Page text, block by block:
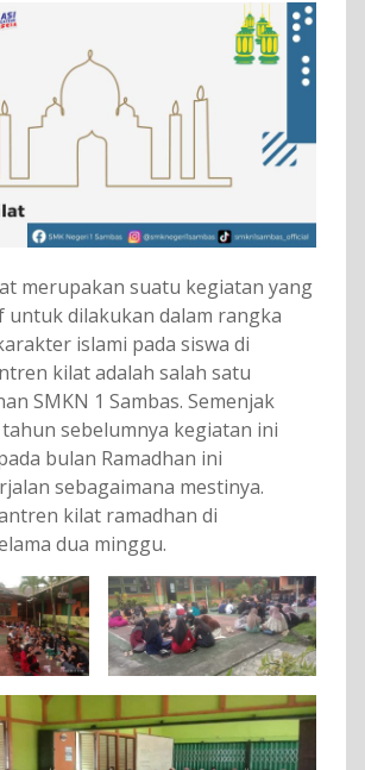
merupakan suatu kegiatan yang
untuk dilakukan dalam rangka
islami pada siswa di
kilat adalah salah satu
SMKN 1 Sambas. Semenjak
sebelumnya kegiatan ini
bulan Ramadhan ini
sebagaimana mestinya.
kilat ramadhan di
dua minggu.